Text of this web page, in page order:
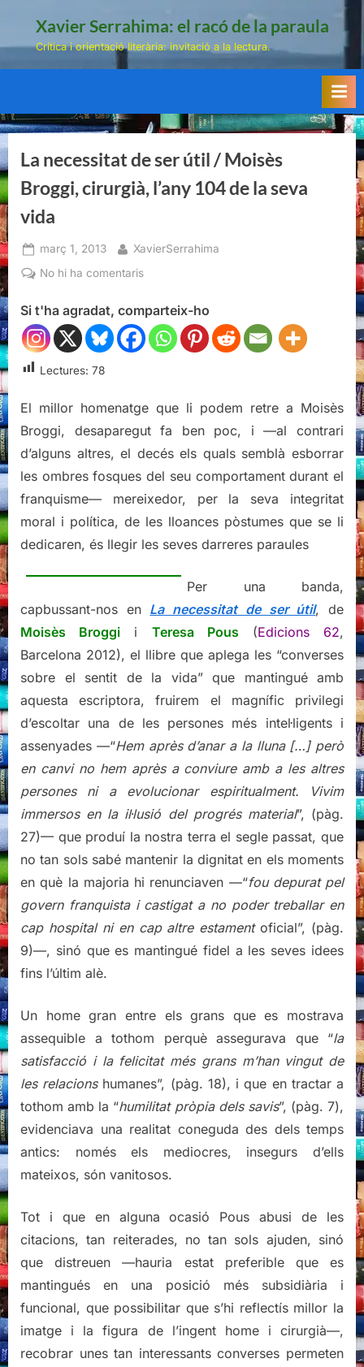
Xavier Serrahima: el racó de la paraula
Crítica i orientació literària: invitació a la lectura.
La necessitat de ser útil / Moisès
Broggi, cirurgià, l’any 104 de la seva
vida
Posted
on
març 1, 2013 By
XavierSerrahima
No hi ha comentarisa
necessitat
de
ser
Moisès
cirurgià,
l’any
104
de
la
vida
Si t'ha agradat, comparteix-ho
Lectures: 78
El millor homenatge que li podem retre a Moisès
Broggi, desaparegut fa ben poc, i —al contrari
d’alguns altres, el decés els quals semblà esborrar
les ombres fosques del seu comportament durant el
franquisme— mereixedor, per la seva integritat
moral i política, de les lloances pòstumes que se li
dedicaren, és llegir les seves darreres paraules
Per una banda,
capbussant-nos en La necessitat de ser útil, de
Moisès Broggi i Teresa Pous(Edicions 62,
Barcelona 2012), el llibre que aplega les “converses
sobre el sentit de la vida” que mantingué amb
aquesta escriptora, fruirem el magnífic privilegi
d’escoltar una de les persones més intel·ligents i
assenyades —“Hem après d’anar a la lluna […] però
en canvi no hem après a conviure amb a les altres
persones ni a evolucionar espiritualment. Vivim
immersos en la il·lusió del progrés material”, (pàg.
27)— que produí la nostra terra el segle passat, que
no tan sols sabé mantenir la dignitat en els moments
en què la majoria hi renunciaven —“fou depurat pel
govern franquista i castigat a no poder treballar en
cap hospital ni en cap altre estamentoficial”, (pàg.
9)—, sinó que es mantingué fidel a les seves idees
fins l’últim alè.
Un home gran entre els grans que es mostrava
assequible a tothom perquè assegurava que “la
satisfacció i la felicitat més grans m’han vingut de
les relacions humanes”, (pàg. 18), i que en tractar a
tothom amb la “humilitat pròpia dels savis”, (pàg. 7),
evidenciava una realitat coneguda des dels temps
antics: només els mediocres, insegurs d’ells
mateixos, són vanitosos.
Tot i que en alguna ocasió Pous abusi de les
citacions, tan reiterades, no tan sols ajuden, sinó
que distreuen —hauria estat preferible que es
mantingués en una posició més subsidiària i
funcional, que possibilitar que s’hi reflectís millor la
imatge i la figura de l’ingent home i cirurgià—,
recobrar unes tan interessants converses permeten